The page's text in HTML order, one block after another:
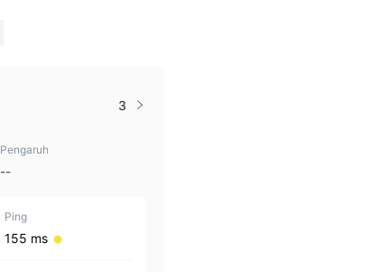
3
Pengaruh
--
Ping
155 ms